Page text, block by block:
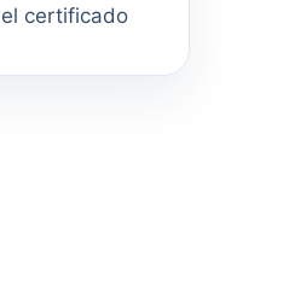
certificado